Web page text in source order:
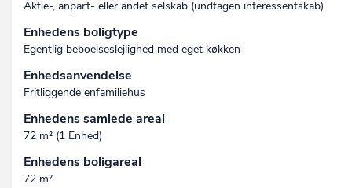
Aktie-, anpart- eller andet selskab (undtagen interessent­skab)
Enhedens boligtype
Egentlig beboelseslejlighed med eget køkken
Enhedsanvendelse
Fritliggende enfamiliehus
Enhedens samlede areal
72 m² (1 Enhed)
Enhedens boligareal
72 m²